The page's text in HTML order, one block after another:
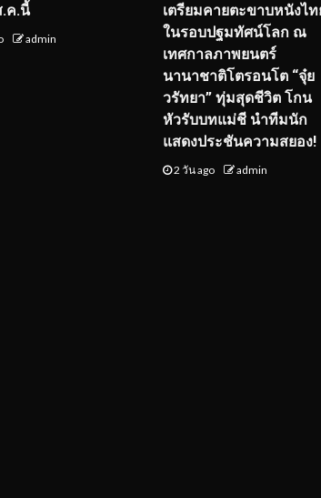
.ค.นี้
admin
เตรียมคายตะขาบหนังไท
ในรอบปฐมทัศน์โลก ณ
เทศกาลภาพยนตร์
นานาชาติโตรอนโต “จุ๋ย
วรัทยา” ทุ่มสุดชีวิต โกน
หัวรับบทแม่ชี นำทีมนัก
แสดงประชันความสยอง!
2 วัน ago admin